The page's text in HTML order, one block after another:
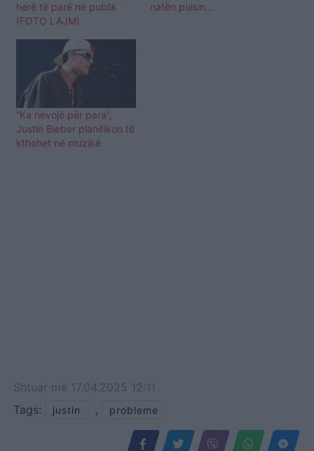
herë të parë në publik
(FOTO LAJM)
natën pulsin…
“Ka nevojë për para”,
Justin Bieber planifikon të
kthehet në muzikë
Shtuar më 17.04.2025 12:11
Tags:
justin , probleme